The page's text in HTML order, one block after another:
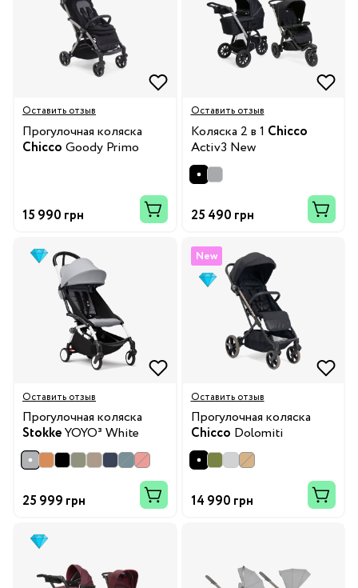
Оставить отзыв
Прогулочная коляска
Chicco Goody Primo
15 990 грн
Оставить отзыв
Коляска 2 в 1 Chicco
Activ3 New
25 490 грн
Оставить отзыв
Прогулочная коляска
StokkeYOYO³ White
25 999 грн
New
Оставить отзыв
Прогулочная коляска
Chicco Dolomiti
14 990 грн